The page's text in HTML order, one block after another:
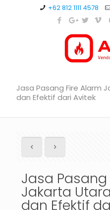
+62 812 1111 4578
Jasa Pasang Fire Alarm
dan Efektif dari Avitek
Jasa Pasang
Jakarta
dan Efektif